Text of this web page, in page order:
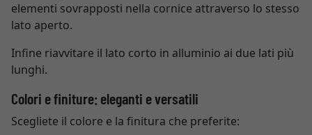
elementi sovrapposti nella cornice attraverso lo stesso
lato aperto.
Infine riavvitare il lato corto in alluminio ai due lati più
lunghi.
Colori e finiture: eleganti e versatili
Scegliete il colore e la finitura che preferite: